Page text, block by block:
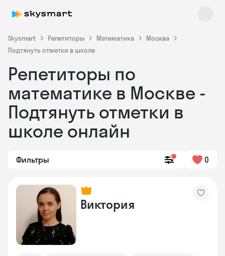
Skysmart Репетиторы Математика
Москва
Подтянуть отметки в школе
Репетиторы по
математике в Москве -
Подтянуть отметки в
школе онлайн
Фильтры 0
Виктория
Skysmart Chat